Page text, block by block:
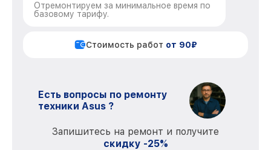
Отремонтируем за минимальное время по
базовому тарифу.
Стоимость работ от 90₽
Есть вопросы по ремонту
техники Asus ?
Запишитесь на ремонт и получите
скидку -25%